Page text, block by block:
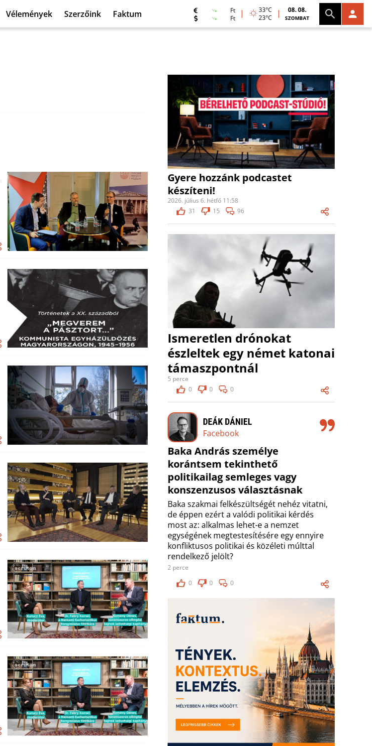
Vélemények Szerzőink Faktum
Ft
Ft
33°C
23°C
08. 08.
SZOMBAT
Gyere hozzánk podcastet
készíteni!
2026. július 6. hétfő 11:58
31
15 96
Ismeretlen drónokat
észleltek egy német katonai
támaszpontnál
5 perce
0
0 0
DEÁK DÁNIEL
Facebook
Baka András személye
korántsem tekinthető
politikailag semleges vagy
konszenzusos választásnak
Baka szakmai felkészültségét nehéz vitatni,
de éppen ezért a valódi politikai kérdés
most az: alkalmas lehet-e a nemzet
egységének megtestesítésére egy ennyire
konfliktusos politikai és közéleti múlttal
rendelkező jelölt?
2 perce
0
0 0